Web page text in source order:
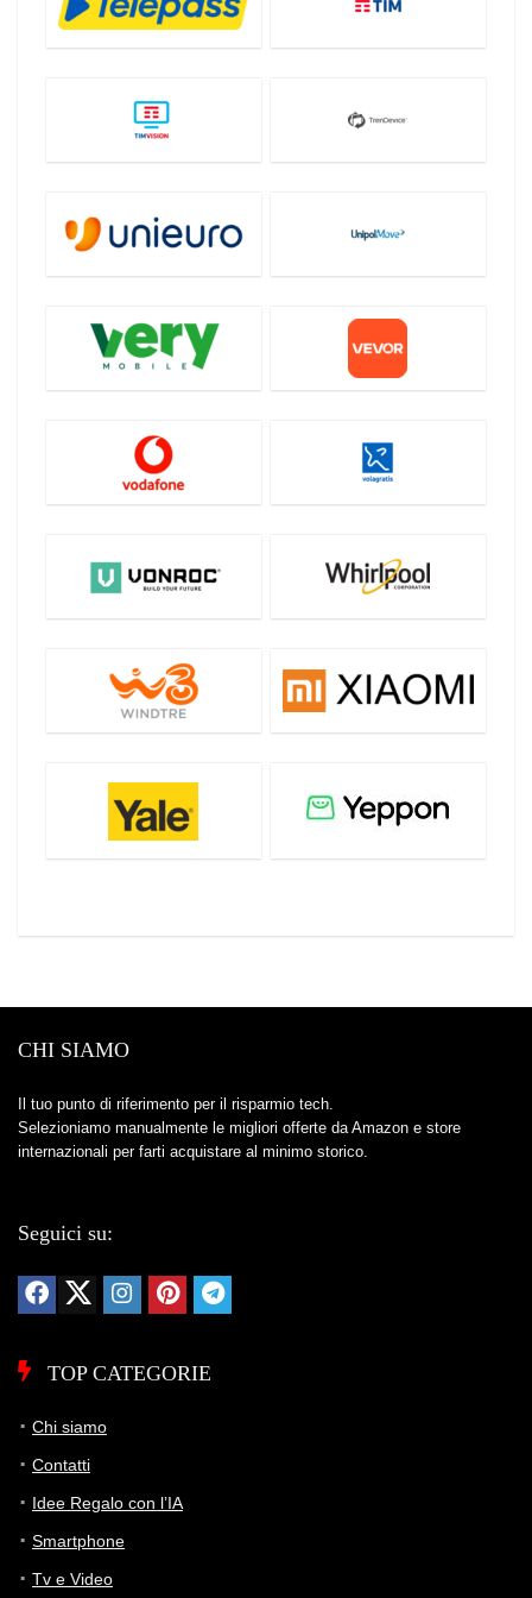
CHI SIAMO
Il tuo punto di riferimento per il risparmio tech.
Selezioniamo manualmente le migliori offerte da Amazon e store
internazionali per farti acquistare al minimo storico.
Seguici su:
TOP CATEGORIE
Chi siamo
Contatti
Idee Regalo con l’IA
Smartphone
Tv e Video